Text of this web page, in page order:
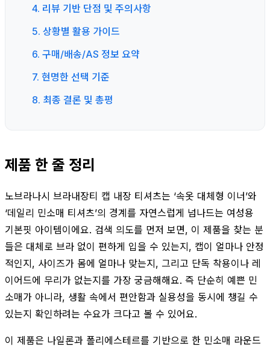
4. 리뷰 기반 단점 및 주의사항
5. 상황별 활용 가이드
6. 구매/배송/AS 정보 요약
7. 현명한 선택 기준
8. 최종 결론 및 총평
제품 한 줄 정리
노브라나시 브라내장티 캡 내장 티셔츠는 ‘속옷 대체형 이너’와
‘데일리 민소매 티셔츠’의 경계를 자연스럽게 넘나드는 여성용
기본핏 아이템이에요. 검색 의도를 먼저 보면, 이 제품을 찾는 분
들은 대체로 브라 없이 편하게 입을 수 있는지, 캡이 얼마나 안정
적인지, 사이즈가 몸에 얼마나 맞는지, 그리고 단독 착용이나 레
이어드에 무리가 없는지를 가장 궁금해해요. 즉 단순히 예쁜 민
소매가 아니라, 생활 속에서 편안함과 실용성을 동시에 챙길 수
있는지 확인하려는 수요가 크다고 볼 수 있어요.
이 제품은 나일론과 폴리에스테르를 기반으로 한 민소매 라운드